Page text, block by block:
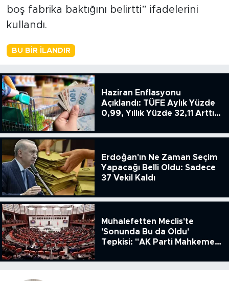
boş fabrika baktığını belirtti” ifadelerini
kullandı.
BU BIR İLANDIR
Haziran Enflasyonu
Açıklandı: TÜFE Aylık Yüzde
0,99, Yıllık Yüzde 32,11 Arttı,
51.49
Erdoğan'ın Ne Zaman Seçim
Yapacağı Belli Oldu: Sadece
37 Vekil Kaldı
Muhalefetten Meclis'te
'Sonunda Bu da Oldu'
Tepkisi: "AK Parti Mahkeme
Kanun Çıkardı"